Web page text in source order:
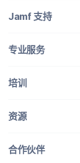
Jamf 支持
专业​服务
培训
资源
合作​伙伴